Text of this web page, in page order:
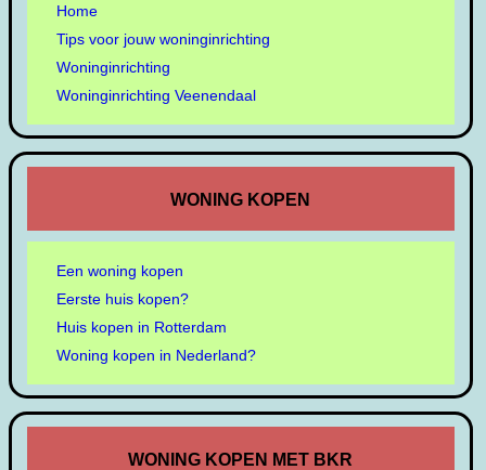
Home
Tips voor jouw woninginrichting
Woninginrichting
Woninginrichting Veenendaal
WONING KOPEN
Een woning kopen
Eerste huis kopen?
Huis kopen in Rotterdam
Woning kopen in Nederland?
WONING KOPEN MET BKR